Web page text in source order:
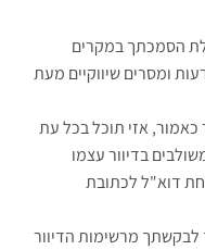
הסמכתך במקרים
ומסרים שיווקיים מעת
כאמור, אזי תוכל בכל עת
בדיוור עצמו
דוא"ל לכתובת
לבקשתך מרשימות הדיוור